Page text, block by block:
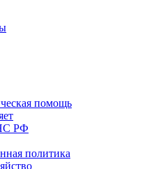
помощь
РФ
политика